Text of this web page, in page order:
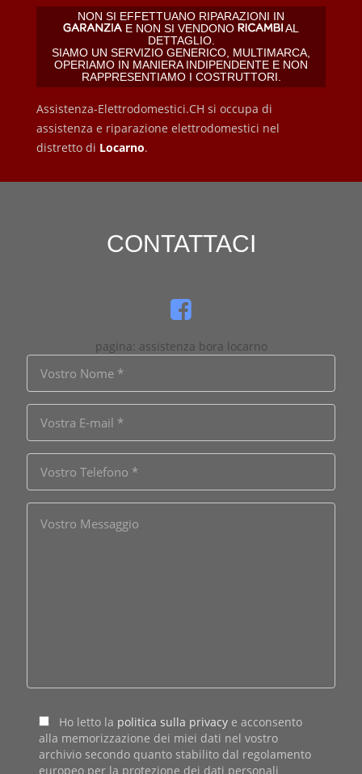
NON SI EFFETTUANO RIPARAZIONI IN
E NON SI VENDONO
AL
DETTAGLIO.
SIAMO UN SERVIZIO GENERICO, MULTIMARCA,
OPERIAMO IN MANIERA INDIPENDENTE E NON
RAPPRESENTIAMO I COSTRUTTORI.
Assistenza-Elettrodomestici.CH si occupa di
assistenza e riparazione elettrodomestici nel
distretto di Locarno.
CONTATTACI
pagina: assistenza bora locarno
Ho letto la politica sulla privacy e acconsento
alla memorizzazione dei miei dati nel vostro
archivio secondo quanto stabilito dal regolamento
europeo per la protezione dei dati personali